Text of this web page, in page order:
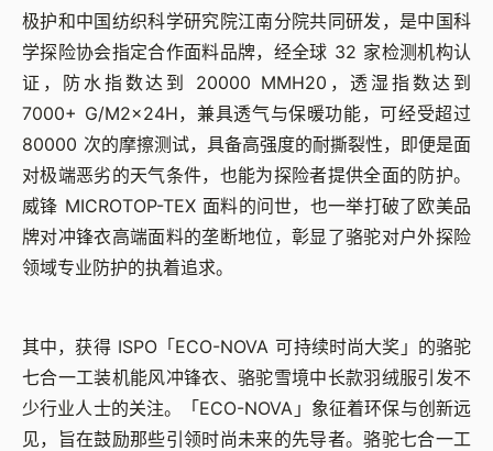
极护和中国纺织科学研究院江南分院共同研发，是中国科
学探险协会指定合作面料品牌，经全球 32 家检测机构认
证，防水指数达到 20000 MMH20，透湿指数达到
7000+ G/M2x24H，兼具透气与保暖功能，可经受超过
80000 次的摩擦测试，具备高强度的耐撕裂性，即便是面
对极端恶劣的天气条件，也能为探险者提供全面的防护。
威锋 MICROTOP-TEX 面料的问世，也一举打破了欧美品
牌对冲锋衣高端面料的垄断地位，彰显了骆驼对户外探险
领域专业防护的执着追求。
其中，获得 ISPO「ECO-NOVA 可持续时尚大奖」的骆驼
七合一工装机能风冲锋衣、骆驼雪境中长款羽绒服引发不
少行业人士的关注。「ECO-NOVA」象征着环保与创新远
见，旨在鼓励那些引领时尚未来的先导者。骆驼七合一工